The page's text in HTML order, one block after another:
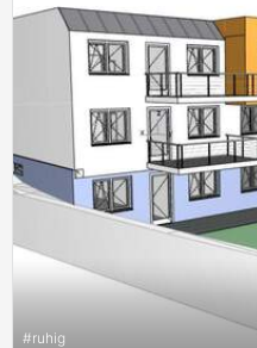
#ruhig